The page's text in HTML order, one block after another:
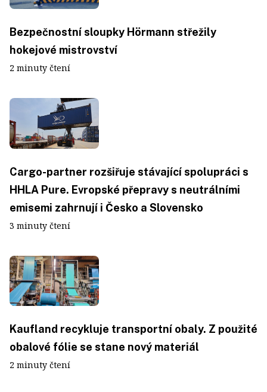
Bezpečnostní sloupky Hörmann střežily
hokejové mistrovství
2 minuty čtení
Cargo-partner rozšiřuje stávající spolupráci s
HHLA Pure. Evropské přepravy s neutrálními
emisemi zahrnují i Česko a Slovensko
3 minuty čtení
Kaufland recykluje transportní obaly. Z použité
obalové fólie se stane nový materiál
2 minuty čtení